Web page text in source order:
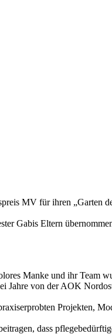
MV für ihren „Garten
Gabis Eltern
Manke und ihr Team
Jahre von der AOK
Projekten,
dass